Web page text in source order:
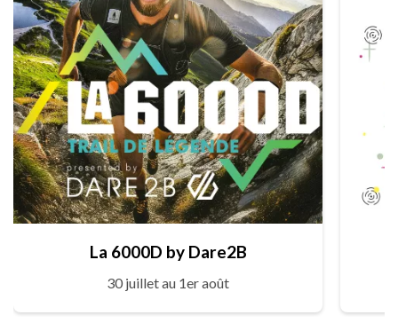
La 6000D by Dare2B
30 juillet au 1er août